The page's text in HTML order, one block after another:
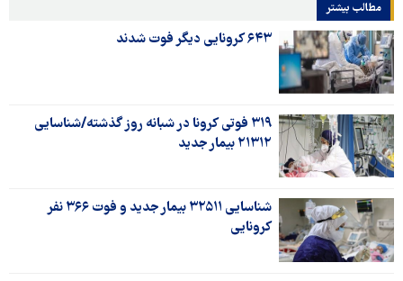
مطالب بیشتر
۶۴۳ کرونایی دیگر فوت شدند
۳۱۹ فوتی کرونا در شبانه روز گذشته/شناسایی
۲۱۳۱۲ بیمار جدید
شناسایی ۳۲۵۱۱ بیمار جدید و فوت ۳۶۶ نفر
کرونایی